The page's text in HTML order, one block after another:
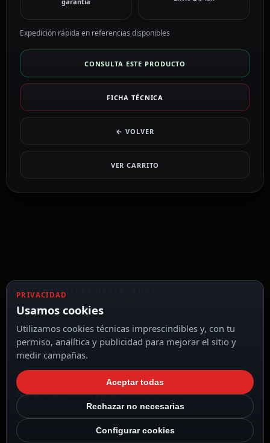
Expedición rápida en referencias disponibles
CONSULTA ESTE PRODUCTO
FICHA TÉCNICA
← VOLVER
VER CARRITO
CARACTERÍSTICAS DESTACADAS
Altura 573 mm
Soporte de techo para cámaras domo
PRIVACIDAD
Usamos cookies
Utilizamos cookies técnicas imprescindibles y, con tu
permiso, analítica y publicidad para mejorar el sitio y
medir campañas.
Aceptar todas
Rechazar no necesarias
Configurar cookies